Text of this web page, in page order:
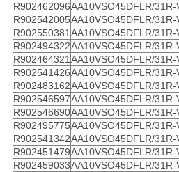
R902462096AA10VSO45DFLR/31R-
R902542005AA10VSO45DFLR/31R-
R902550381AA10VSO45DFLR/31R-
R902494322AA10VSO45DFLR/31R-
R902464321AA10VSO45DFLR/31R-
R902541426AA10VSO45DFLR/31R-
R902483162AA10VSO45DFLR/31R-
R902546597AA10VSO45DFLR/31R-
R902546690AA10VSO45DFLR/31R-
R902495775AA10VSO45DFLR/31R-
R902541342AA10VSO45DFLR/31R-
R902451479AA10VSO45DFLR/31R-
R902459033AA10VSO45DFLR/31R-